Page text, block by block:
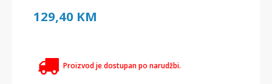
129,40 KM
Proizvod je dostupan po narudžbi.